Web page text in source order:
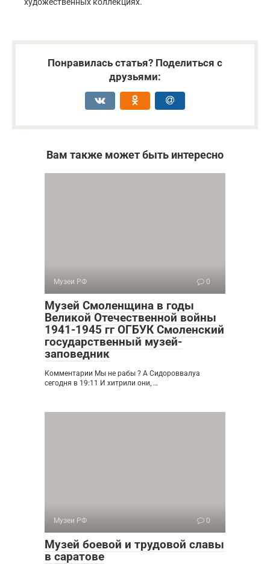
Понравилась статья? Поделиться с
друзьями:
Вам также может быть интересно
Музеи РФ 0
Музей Смоленщина в годы
Великой Отечественной войны
1941-1945 гг ОГБУК Смоленский
государственный музей-
заповедник
Комментарии Мы не рабы ? А Сидороввалуа
сегодня в 19:11 И хитрили они, …
Музеи РФ 0
Музей боевой и трудовой славы
в саратове